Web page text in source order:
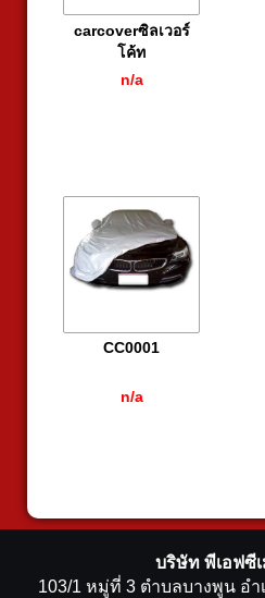
carcoverซิลเวอร์
โค้ท
n/a
CC0001
n/a
บริษัท พีเอฟซี
103/1 หมู่ที่ 3 ตำบลบางพูน อ